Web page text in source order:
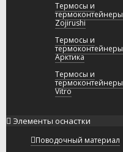
Термосы и
термоконтейнеры
Zojirushi
Термосы и
термоконтейнеры
Арктика
Термосы и
термоконтейнеры
Vitro
Элементы оснастки
Поводочный материал